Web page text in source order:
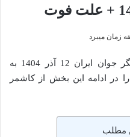
درگذشت سارینا رزاق مرندی بازیگر جوان ایران 12 آذر 1404 به
در ادامه این بخش از کاشمر
مطلب